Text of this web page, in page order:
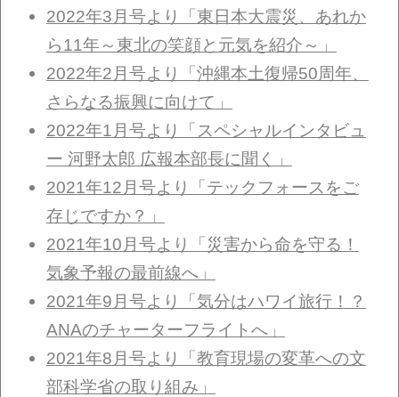
2022年3月号より「東日本大震災、あれか
ら11年～東北の笑顔と元気を紹介～」
2022年2月号より「沖縄本土復帰50周年、
さらなる振興に向けて」
2022年1月号より「スペシャルインタビュ
ー 河野太郎 広報本部長に聞く」
2021年12月号より「テックフォースをご
存じですか？」
2021年10月号より「災害から命を守る！
気象予報の最前線へ」
2021年9月号より「気分はハワイ旅行！？
ANAのチャーターフライトへ」
2021年8月号より「教育現場の変革への文
部科学省の取り組み」